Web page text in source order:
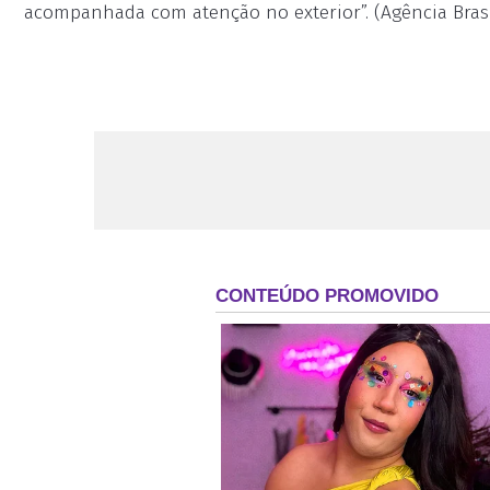
acompanhada com atenção no exterior”. (Agência